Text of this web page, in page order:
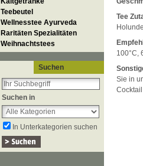
Teebeutel
Wellnesstee Ayurveda
Raritäten Spezialitäten
Weihnachtstees
Suchen
Suchen in
In Unterkategorien suchen
Tee
100°C,
Sie in